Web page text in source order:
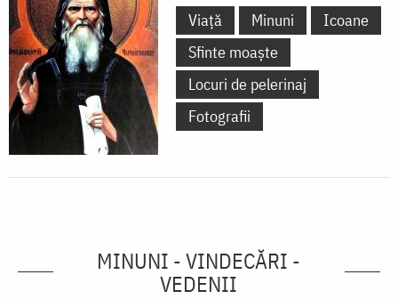
Viață Minuni
Icoane
Sfinte moaște
Locuri de pelerinaj
Fotografii
MINUNI - VINDECĂRI -
VEDENII